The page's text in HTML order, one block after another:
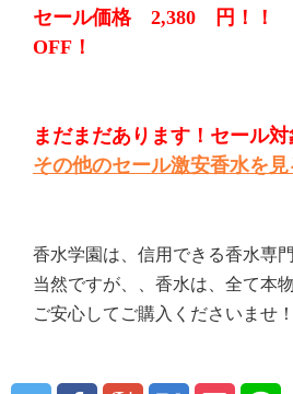
セール価格 2,380 円！
OFF！
まだまだあります！セール対
その他のセール激安香水を見
香水学園は、信用できる香水専門
当然ですが、、香水は、全て本
ご安心してご購入くださいませ！